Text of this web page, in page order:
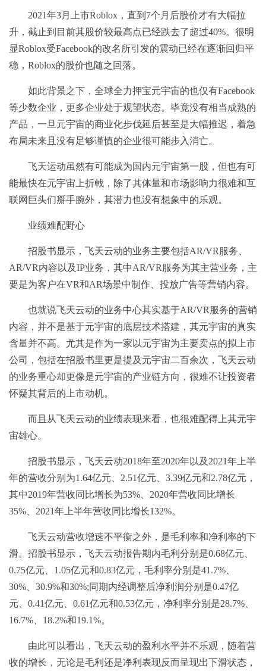
2021年3月上市Roblox，直到7个月后股价才有大幅拉
升，截止到目前其股价较最高点已经跌去了超过40%。很明
显Roblox受Facebook的改名所引发的震动已经在逐渐回归平
稳，Roblox的股价也随之回落。
如此背景之下，全球全力押宝元宇宙的也仅有Facebook
等少数企业，更多企业处于观望状态。毕竟没有相当成熟的
产品，一旦元宇宙的商业化步伐延后甚至是大幅推迟，着急
布局未来且没有足够谨慎的企业很可能步入消亡。
飞天运动虽然有可能成为国内元宇宙第一股，但也有可
能最快在元宇宙上折戟，除了其体量和市场影响力很难和互
联网巨头们掰手腕外，其潜力也没有想象中的乐观。
业绩难配野心
招股书显示，飞天云动的业务主要包括AR/VR服务、
AR/VR内容以及IP业务，其中AR/VR服务为其主营业务，主
要是为客户在VR和AR场景中制作、投放广告等营销内容。
也就说飞天云动的业务中心其实基于AR/VR服务的营销
内容，并不是基于元宇宙的底层技术搭建，其元宇宙的真实
含量并不高。尤其是作为一家以元宇宙为主要卖点的拟上市
公司，包括在招股书里更是提及元宇宙二百余次，飞天云动
的业务重心却更像是元宇宙的产业链方向，很难不让投资者
怀疑其背后的上市动机。
而且从飞天云动的业绩表现来看，也很难配得上其元宇
宙雄心。
招股书显示，飞天云动2018年至2020年以及2021年上半
年的营收分别为1.64亿元、2.51亿元、3.39亿元和2.78亿元，
其中2019年营收同比增长为53%、2020年营收同比增长
35%、2021年上半年营收同比增长132%。
飞天云动营收增速不平衡之外，是毛利率和净利率的下
滑。招股书显示，飞天云动报告期内毛利分别是0.68亿元、
0.75亿元、1.05亿元和0.83亿元，毛利率分别是41.7%、
30%、30.9%和30%;同期内经调整后净利润分别是0.47亿
元、0.41亿元、0.61亿元和0.53亿元，净利率分别是28.7%、
16.7%、18.2%和19.1%。
由此可以看出，飞天云动的盈利水平并不乐观，随着营
收的增长，无论是毛利还是净利表现反而呈现出下滑状态，